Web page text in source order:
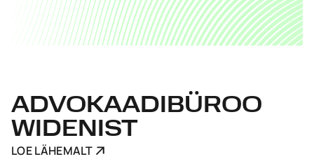
ADVOKAADIBÜROO
WIDENIST
LOE LÄHEMALT